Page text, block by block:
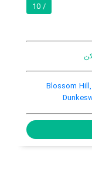
وای فای در
Hill, Louis Way,
مشاهده